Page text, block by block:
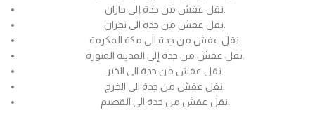
نقل عفش من جدة إلى جازان.
نقل عفش من جدة الى نجران.
نقل عفش من جدة الى مكة المكرمة.
نقل عفش من جدة إلى المدينة المنورة.
نقل عفش من جدة الى الخبر.
نقل عفش من جدة الى الخرج.
نقل عفش من جدة الى القصيم.